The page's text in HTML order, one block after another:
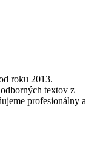
roku 2013.
textov z
profesionálny a